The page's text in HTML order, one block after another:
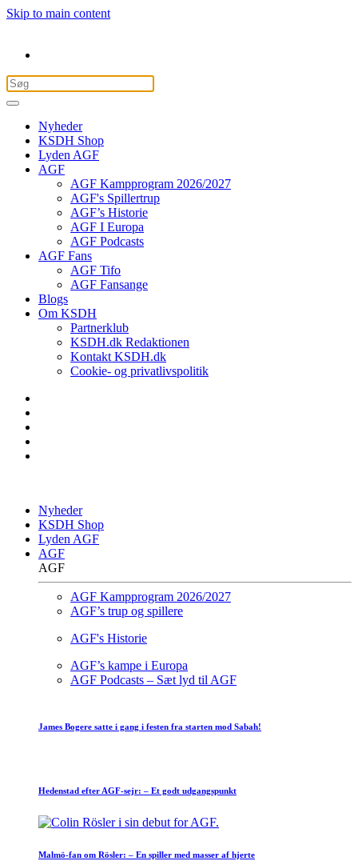
Skip to main content
Nyheder
KSDH Shop
Lyden AGF
AGF
AGF Kampprogram 2026/2027
AGF's Spillertrup
AGF’s Historie
AGF I Europa
AGF Podcasts
AGF Fans
AGF Tifo
AGF Fansange
Blogs
Om KSDH
Partnerklub
KSDH.dk Redaktionen
Kontakt KSDH.dk
Cookie- og privatlivspolitik
Nyheder
KSDH Shop
Lyden AGF
AGF
AGF
AGF Kampprogram 2026/2027
AGF’s trup og spillere
AGF's Historie
AGF’s kampe i Europa
AGF Podcasts – Sæt lyd til AGF
James Bogere satte i gang i festen fra starten mod Sabah!
Hedenstad efter AGF-sejr: – Et godt udgangspunkt
Malmö-fan om Rösler: – En spiller med masser af hjerte